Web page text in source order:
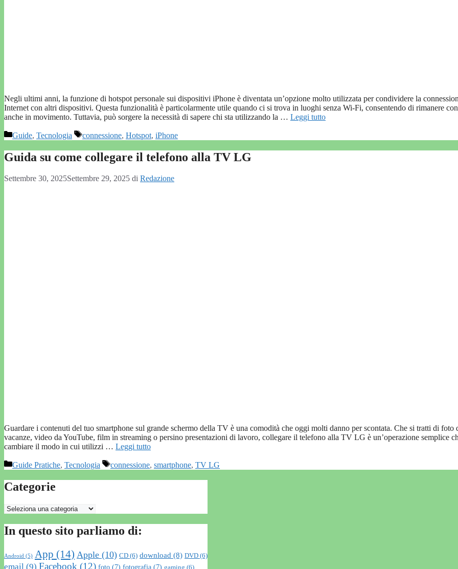
Negli ultimi anni, la funzione di hotspot personale sui dispositivi iPhone è diventata un’opzione molto utilizzata per condividere la
Internet con altri dispositivi. Questa funzionalità è particolarmente utile quando ci si trova in luoghi senza Wi-Fi, consentendo di rimanere
anche in movimento. Tuttavia, può sorgere la necessità di sapere chi sta utilizzando la … Leggi tutto
Categorie
Guide, Tecnologia Tag
connessione, Hotspot, iPhone
Guida su come collegare il telefono alla TV LG
Settembre 30, 2025Settembre 29, 2025 di Redazione
Guardare i contenuti del tuo smartphone sul grande schermo della TV è una comodità che oggi molti danno per scontata. Che si tratti di foto
vacanze, video da YouTube, film in streaming o persino presentazioni di lavoro, collegare il telefono alla TV LG è un’operazione semplice
cambiare il modo in cui utilizzi … Leggi tutto
Categorie
Guide Pratiche, Tecnologia Tag
connessione, smartphone, TV LG
Categorie
Categorie
In questo sito parliamo di:
Android (5) App (14) Apple (10) CD (6) download (8) DVD (6)
email (9) Facebook (12) foto (7) fotografia (7) gaming (6)